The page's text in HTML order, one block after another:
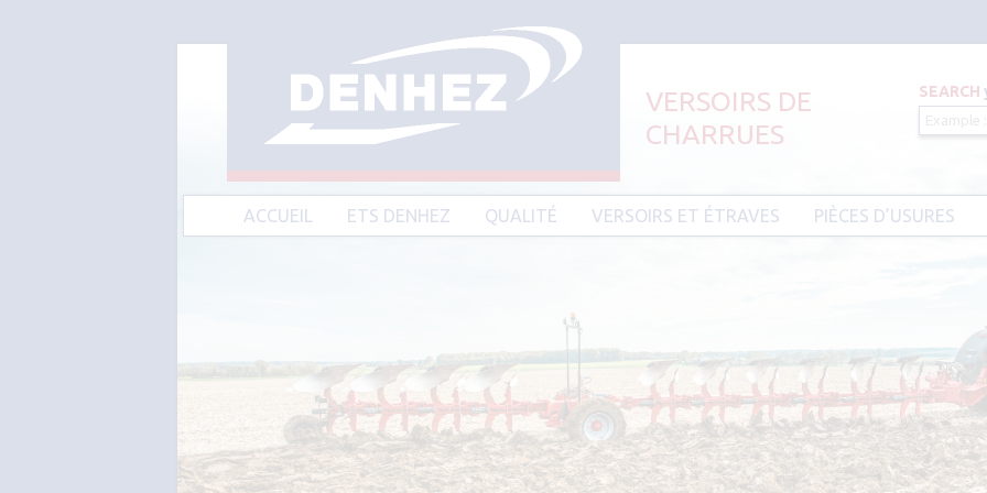
VERSOIRS DE
CHARRUES
SEARCH
Aller au contenu principal
ACCUEIL ETS DENHEZ QUALITÉ VERSOIRS ET ÉTRAVES
VERSOIRS ET ÉTRAVES TYPE DURO
VERSOIRS ET ÉTRAVES TYPE EBRA
VERSOIRS ET ÉTRAVES TYPE GOIZIN
VERSOIRS ET ÉTRAVES TYPE GRÉGOIRE
BESSON
PIÈCES D’USURES
PIÈCES D’USURES TYPE
PIÈCES D’USURES TYPE IH
PIÈCES D’USURES TYPE
PIÈCES D’USURES TYPE
PIÈCES D’USURES TYPE
PIÈCES D’USURES TYPE